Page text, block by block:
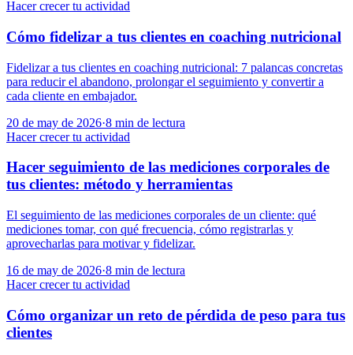
Hacer crecer tu actividad
Cómo fidelizar a tus clientes en coaching nutricional
Fidelizar a tus clientes en coaching nutricional: 7 palancas concretas
para reducir el abandono, prolongar el seguimiento y convertir a
cada cliente en embajador.
20 de may de 2026·8 min de lectura
Hacer crecer tu actividad
Hacer seguimiento de las mediciones corporales de
tus clientes: método y herramientas
El seguimiento de las mediciones corporales de un cliente: qué
mediciones tomar, con qué frecuencia, cómo registrarlas y
aprovecharlas para motivar y fidelizar.
16 de may de 2026·8 min de lectura
Hacer crecer tu actividad
Cómo organizar un reto de pérdida de peso para tus
clientes